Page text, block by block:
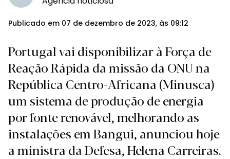
Publicado em 07 de dezembro de 2023, às 09:12
Portugal vai disponibilizar à Força de
Reação Rápida da missão da ONU na
República Centro-Africana (Minusca)
um sistema de produção de energia
por fonte renovável, melhorando as
instalações em Bangui, anunciou hoje
a ministra da Defesa, Helena Carreiras.